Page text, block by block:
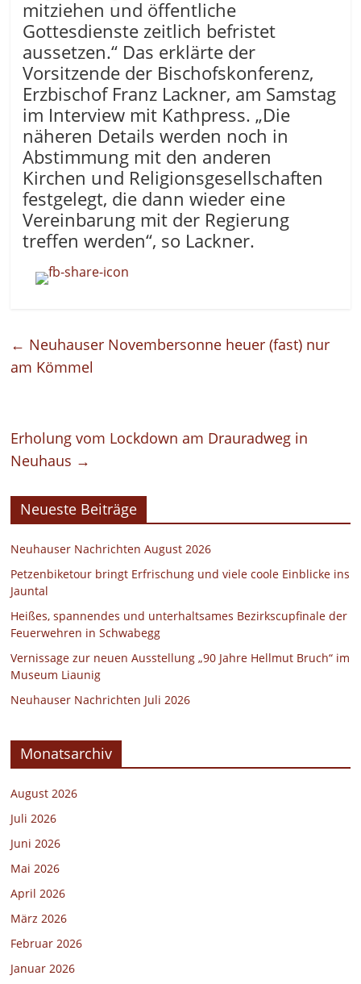
mitziehen und öffentliche
Gottesdienste zeitlich befristet
aussetzen.“ Das erklärte der
Vorsitzende der Bischofskonferenz,
Erzbischof Franz Lackner, am Samstag
im Interview mit Kathpress. „Die
näheren Details werden noch in
Abstimmung mit den anderen
Kirchen und Religionsgesellschaften
festgelegt, die dann wieder eine
Vereinbarung mit der Regierung
treffen werden“, so Lackner.
← Neuhauser Novembersonne heuer (fast) nur
am Kömmel
Erholung vom Lockdown am Drauradweg in
Neuhaus →
Neueste Beiträge
Neuhauser Nachrichten August 2026
Petzenbiketour bringt Erfrischung und viele coole Einblicke ins
Jauntal
Heißes, spannendes und unterhaltsames Bezirkscupfinale der
Feuerwehren in Schwabegg
Vernissage zur neuen Ausstellung „90 Jahre Hellmut Bruch“ im
Museum Liaunig
Neuhauser Nachrichten Juli 2026
Monatsarchiv
August 2026
Juli 2026
Juni 2026
Mai 2026
April 2026
März 2026
Februar 2026
Januar 2026